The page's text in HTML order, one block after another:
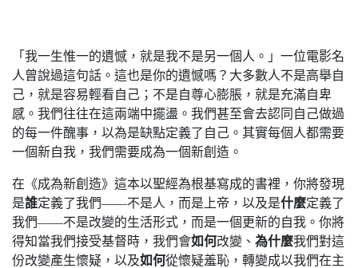
「我一生惟一的遺憾，就是我不是另一個人。」一位電影名
人曾說過這句話。這也是你的遺憾嗎？大多數人不是高舉自
己，就是容易輕看自己；不是自尊心膨脹，就是充滿自卑
感。我們往往在這兩端中擺盪。我們甚至會去認同自己做過
的每一件醜事，以為是缺點定義了自己。其實每個人都需要
一個新自我，我們需要成為一個新創造。
在《成為新創造》這本以聖經為根基寫成的書裡，你將發現
是誰定義了我們——不是人，而是上帝，以及是什麼定義了
我們——不是改變的生活形式，而是一個更新的自我。你將
得知當我們接受基督時，我們會如何改變、 為什麼我們對這
份改變產生懷疑，以及如何從懷疑羞恥，轉變成以我們在主